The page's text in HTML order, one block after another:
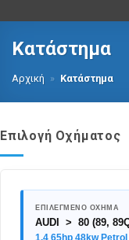
Κατάστημα
Αρχική » Κατάστημα
Επιλογή Οχήματος
ΕΠΙΛΕΓΜΕΝΟ ΟΧΗΜΑ
AUDI > 80 (89,
1.4 65hp 48kw